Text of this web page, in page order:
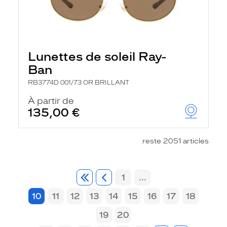
Lunettes de soleil Ray-
Ban
RB3774D 001/73 OR BRILLANT
À partir de
135,00 €
reste 2051 articles
1
...
10
11 12 13 14 15 16 17
18
19
20